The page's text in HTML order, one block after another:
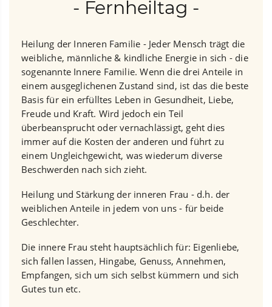
- Fernheiltag -
Heilung der Inneren Familie - Jeder Mensch trägt die
weibliche, männliche & kindliche Energie in sich - die
sogenannte Innere Familie. Wenn die drei Anteile in
einem ausgeglichenen Zustand sind, ist das die beste
Basis für ein erfülltes Leben in Gesundheit, Liebe,
Freude und Kraft. Wird jedoch ein Teil
überbeansprucht oder vernachlässigt, geht dies
immer auf die Kosten der anderen und führt zu
einem Ungleichgewicht, was wiederum diverse
Beschwerden nach sich zieht.
Heilung und Stärkung der inneren Frau - d.h. der
weiblichen Anteile in jedem von uns - für beide
Geschlechter.
Die innere Frau steht hauptsächlich für: Eigenliebe,
sich fallen lassen, Hingabe, Genuss, Annehmen,
Empfangen, sich um sich selbst kümmern und sich
Gutes tun etc.